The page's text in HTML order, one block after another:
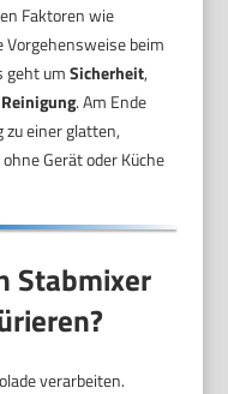
Faktoren wie
beim
geht umSicherheit,
Reinigung. Am Ende
einer glatten,
Gerät oder Küche
Stabmixer
verarbeiten.